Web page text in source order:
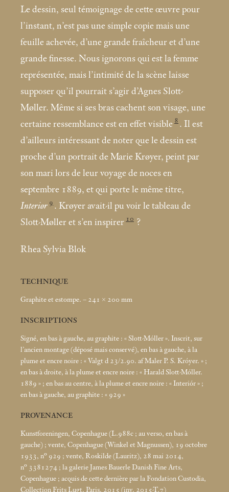
Le dessin, seul témoignage de cette œuvre pour
l’instant, n’est pas une simple copie mais une
feuille achevée, d’une grande fraîcheur et d’une
grande finesse. Nous ignorons qui est la femme
représentée, mais l’intimité de la scène laisse
supposer qu’il pourrait s’agir d’Agnes Slott-
Møller. Même si ses bras cachent son visage, une
certaine ressemblance est en effet visible 8 . Il est
d’ailleurs intéressant de noter que le dessin est
proche d’un portrait de Marie Krøyer, peint par
son mari lors de leur voyage de noces en
septembre 1889, et qui porte le même titre,
Interiør 9 . Krøyer avait-il pu voir le tableau de
Slott-Møller et s’en inspirer 10 ?
Rhea Sylvia Blok
TECHNIQUE
Graphite et estompe. – 241 × 200 mm
INSCRIPTIONS
Signé, en bas à gauche, au graphite : «Slott-Móller». Inscrit, sur
l’ancien montage (déposé mais conservé), en bas à gauche, à la
plume et encre noire : «Valgt d 23/2.90. af Maler P. S. Króyer. » ;
en bas à droite, à la plume et encre noire : «Harald Slott-Móller.
1889 » ; en bas au centre, à la plume et encre noire : «Interiór» ;
en bas à gauche, au graphite : « 929 »
PROVENANCE
Kunstforeningen, Copenhague (L.988c ; au verso, en bas à
gauche) ; vente, Copenhague (Winkel et Magnussen), 19 octobre
1933, n° 929 ; vente, Roskilde (Lauritz), 28 mai 2014,
n° 3381274 ; la galerie James Bauerle Danish Fine Arts,
Copenhague ; acquis de cette dernière par la Fondation Custodia,
Collection Frits Lugt, Paris, 2015 (inv. 2015-T.7)